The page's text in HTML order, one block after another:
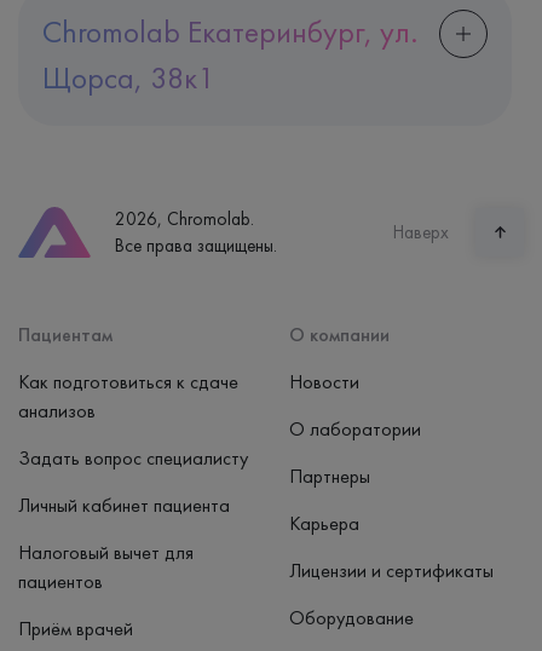
Chromolab Екатеринбург, ул.
Щорса, 38к1
Часы работы
пн-вс: 7:30-15:00
2026, Chromolab.
Все права защищены.
Наверх
Пациентам
Как подготовиться к сдаче
анализов
Задать вопрос специалисту
Личный кабинет пациента
Налоговый вычет для
пациентов
Приём врачей
О компании
Новости
О лаборатории
Партнеры
Карьера
Лицензии и сертификаты
Оборудование